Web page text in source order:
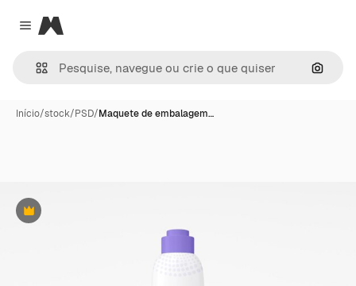
Close menu
Magnific
Início/stock/PSD/Maquete de embalagem…
Premium